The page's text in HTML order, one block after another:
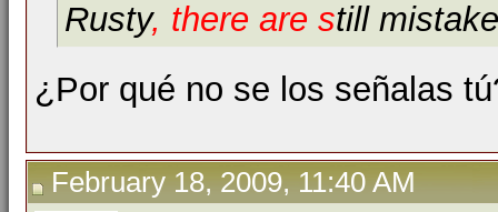
Rusty, there are still
¿Por qué no se los señalas
February 18, 2009, 11:40 AM